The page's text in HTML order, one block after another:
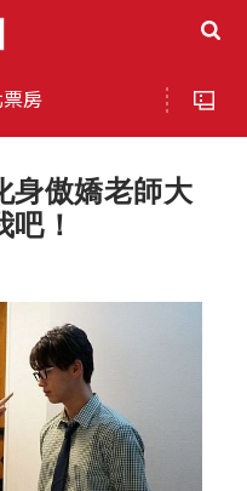
房
身傲嬌老師大
！